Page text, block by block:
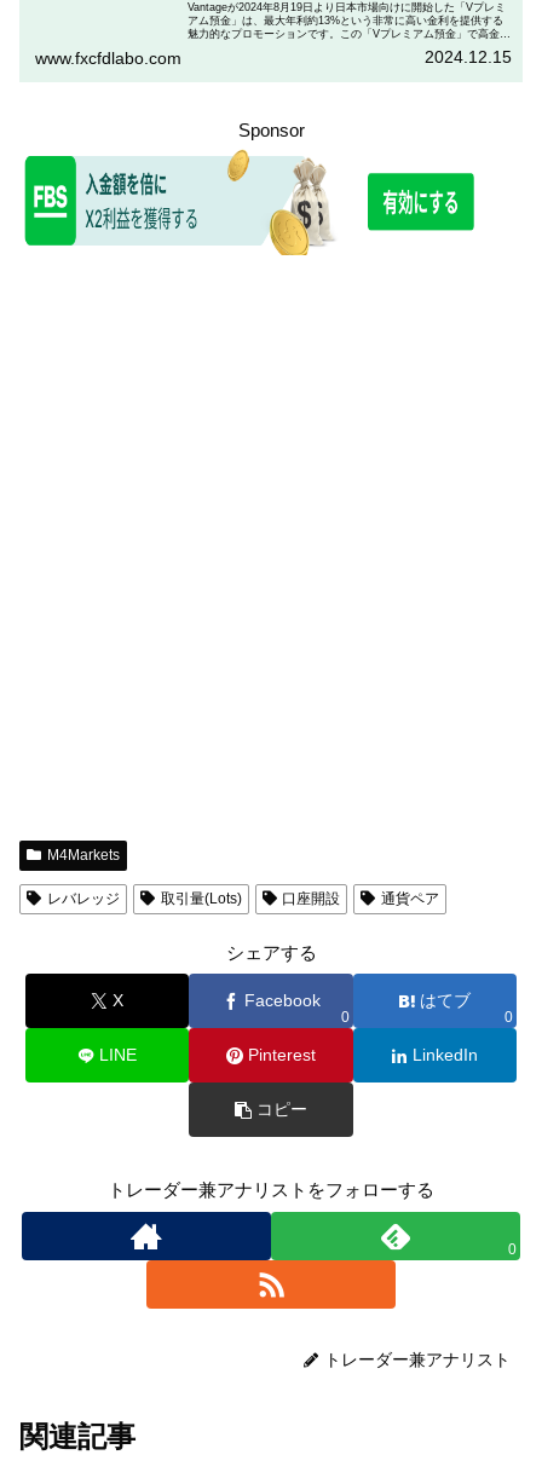
Vantageが2024年8月19日より日本市場向けに開始した「Vプレミ
アム預金」は、最大年利約13%という非常に高い金利を提供する
魅力的なプロモーションです。この「Vプレミアム預金」で高金利
「Vプレミアム預金」を行いたい人は、この記事をしっかりと読ん
www.fxcfdlabo.com 2024.12.15
Sponsor
M4Markets
レバレッジ 取引量(Lots) 口座開設 通貨ペア
シェアする
X Facebook
0
はてブ
0
LINE Pinterest LinkedIn
コピー
トレーダー兼アナリストをフォローする
0
トレーダー兼アナリスト
関連記事